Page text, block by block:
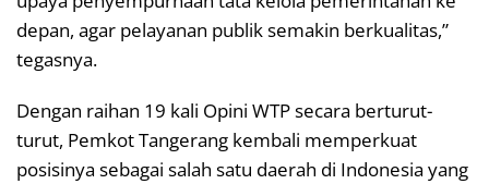
depan, agar pelayanan publik semakin berkualitas,”
tegasnya.
Dengan raihan 19 kali Opini WTP secara berturut-
turut, Pemkot Tangerang kembali memperkuat
posisinya sebagai salah satu daerah di Indonesia yang